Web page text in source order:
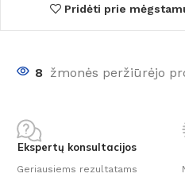
Pridėti prie
8 žmonės peržiūrėjo
Ekspertų konsultacijos
Geriausiems rezultatams